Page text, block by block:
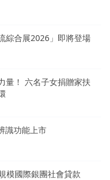
綜合展2026」即將登場
量！ 六名子女捐贈家扶
識功能上市
模國際銀團社會貸款